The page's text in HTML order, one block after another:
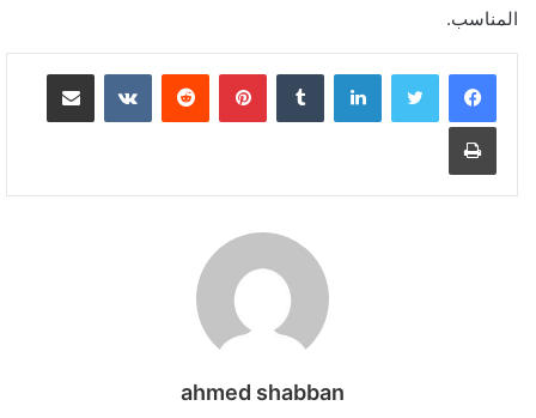
المناسب.
لينكدإن بينتيريست مشاركة عبر البريد
طباعة
ahmed shabban